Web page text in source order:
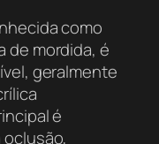
como
de mordida, é
geralmente
é